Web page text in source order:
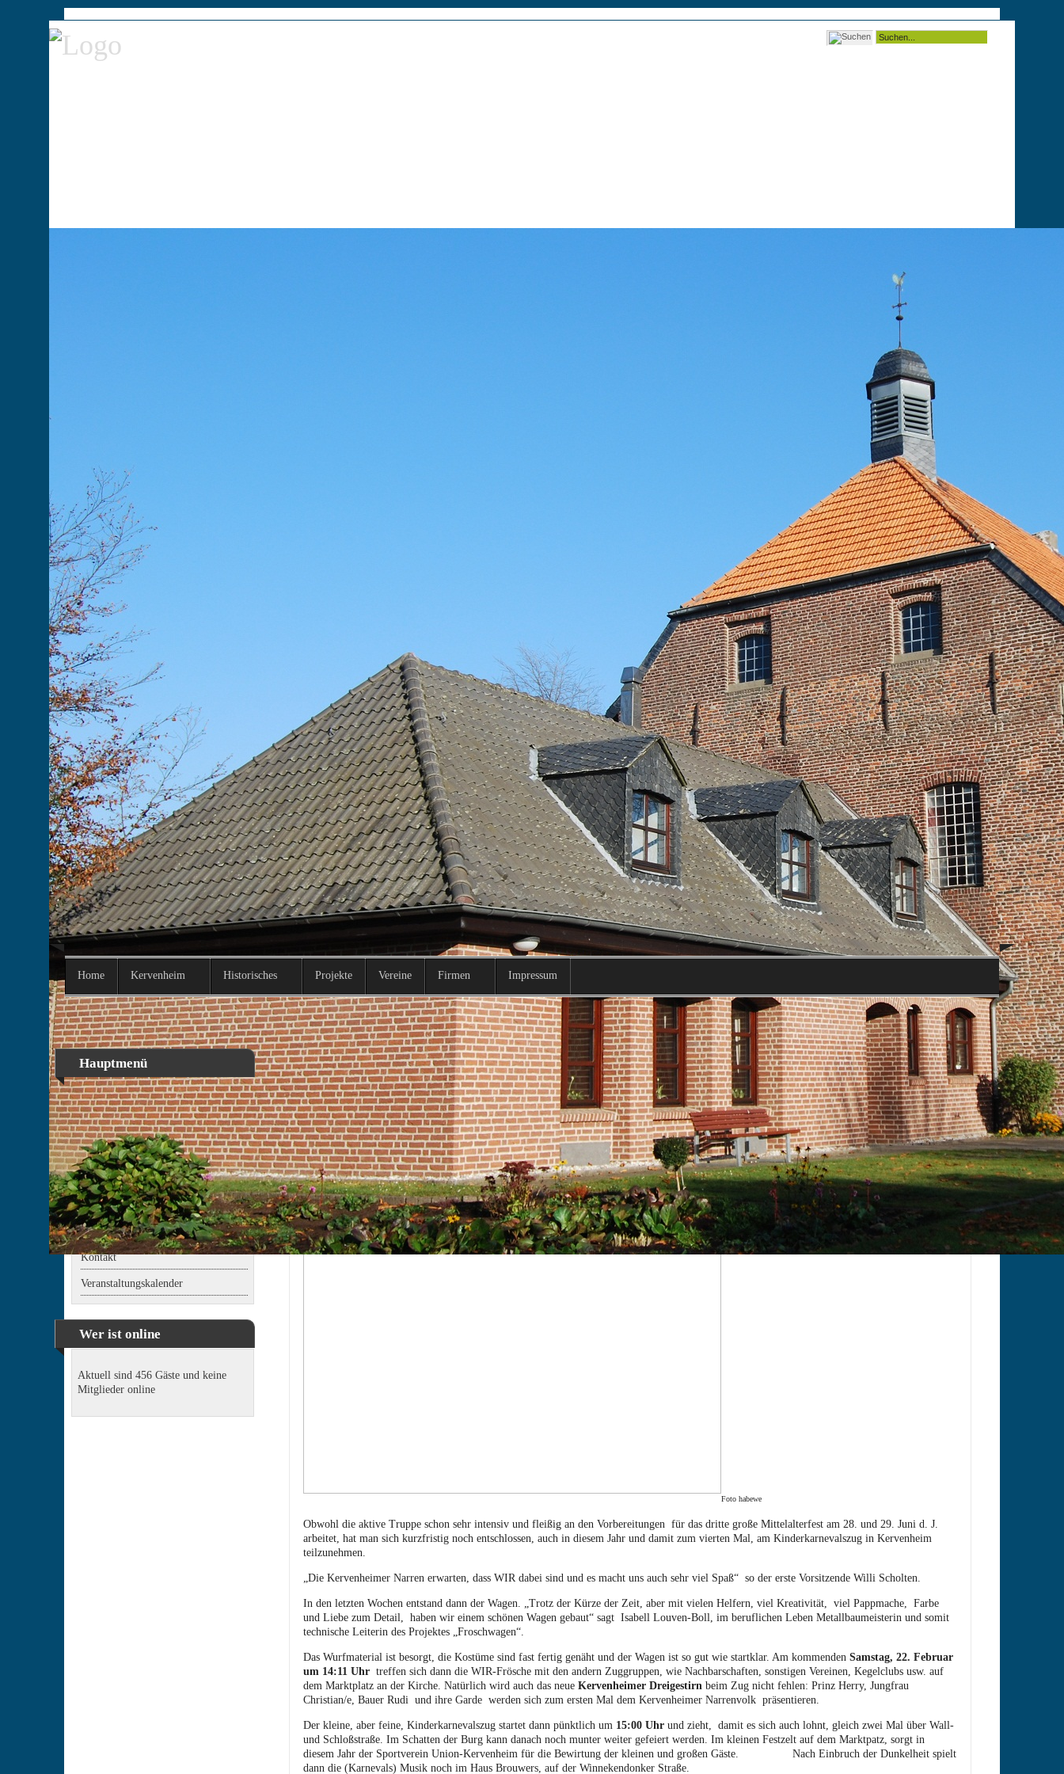
http://kervenheim.de/images/Kervenheim/1.JPG
2.JPG
http://kervenheim.de/images/Kervenheim/2.JPG
3.JPG
http://kervenheim.de/images/Kervenheim/3.JPG
4.JPG
http://kervenheim.de/images/Kervenheim/4.JPG
5.JPG
http://kervenheim.de/images/Kervenheim/5.JPG
7.JPG
http://kervenheim.de/images/Kervenheim/7.JPG
8.JPG
http://kervenheim.de/images/Kervenheim/8.JPG
9.JPG
http://kervenheim.de/images/Kervenheim/9.JPG
10.JPG
http://kervenheim.de/images/Kervenheim/10.JPG
11.JPG
http://kervenheim.de/images/Kervenheim/11.JPG
Home Kervenheim Historisches Projekte Vereine Firmen Impressum
Aktuelle Seite:Home Archiv Beispielbeiträge Kinder-Karneval 2014
Hauptmenü
Home
Über uns
Bildergalerien
Impressionen
Archiv
Links
Kontakt
Veranstaltungskalender
Wer ist online
Aktuell sind 456 Gäste und keine
Mitglieder online
Kinder-Karneval 2014
Dorfmarketingverein wieder dabei
„Warum denn immer Köln, hier in Kervenheim steppt der Frosch! “ dachten die Mitglieder des Kervenheimer Dorfmarketingvereins „WIR für
Kervenheim“ und machten das Wahrzeichen des Ortes, den„Kervenheimer Keckfoars“zum Thema ihres Mottowagens.
Foto habewe
Obwohl die aktive Truppe schon sehr intensiv und fleißig an den Vorbereitungen für das dritte große Mittelalterfest am 28. und 29. Juni d. J.
arbeitet, hat man sich kurzfristig noch entschlossen, auch in diesem Jahr und damit zum vierten Mal, am Kinderkarnevalszug in Kervenheim
teilzunehmen.
„Die Kervenheimer Narren erwarten, dass WIR dabei sind und es macht uns auch sehr viel Spaß“ so der erste Vorsitzende Willi Scholten.
In den letzten Wochen entstand dann der Wagen. „Trotz der Kürze der Zeit, aber mit vielen Helfern, viel Kreativität, viel Pappmache, Farbe
und Liebe zum Detail, haben wir einem schönen Wagen gebaut“ sagt Isabell Louven-Boll, im beruflichen Leben Metallbaumeisterin und somit
technische Leiterin des Projektes „Froschwagen“.
Das Wurfmaterial ist besorgt, die Kostüme sind fast fertig genäht und der Wagen ist so gut wie startklar. Am kommenden Samstag, 22. Februar
um 14:11 Uhr treffen sich dann die WIR-Frösche mit den andern Zuggruppen, wie Nachbarschaften, sonstigen Vereinen, Kegelclubs usw. auf
dem Marktplatz an der Kirche. Natürlich wird auch das neue Kervenheimer Dreigestirnbeim Zug nicht fehlen: Prinz Herry, Jungfrau
Christian/e, Bauer Rudi und ihre Garde werden sich zum ersten Mal dem Kervenheimer Narrenvolk präsentieren.
Der kleine, aber feine, Kinderkarnevalszug startet dann pünktlich um 15:00 Uhr und zieht, damit es sich auch lohnt, gleich zwei Mal über Wall-
und Schloßstraße. Im Schatten der Burg kann danach noch munter weiter gefeiert werden. Im kleinen Festzelt auf dem Marktpatz, sorgt in
diesem Jahr der Sportverein Union-Kervenheim für die Bewirtung der kleinen und großen Gäste. Nach Einbruch der Dunkelheit spielt
dann die (Karnevals) Musik noch im Haus Brouwers, auf der Winnekendonker Straße.